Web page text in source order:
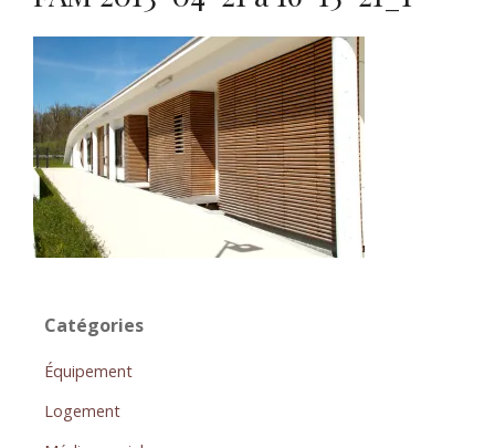
Catégories
Équipement
Logement